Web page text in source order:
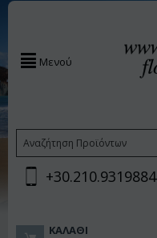
Μενού
+30.210.9319884
ΚΑΛΆΘΙ